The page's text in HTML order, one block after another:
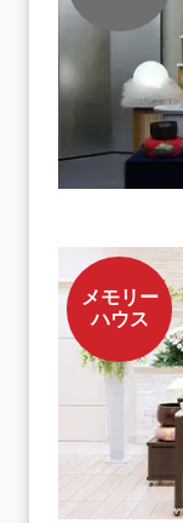
メモリー
ハウス